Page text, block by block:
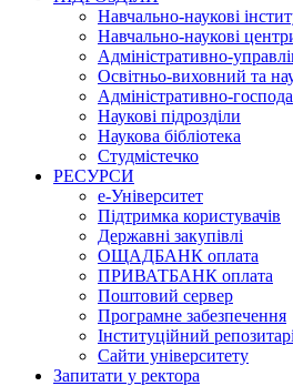
Навчально-наукові
Навчально-наукові
Адміністративно-
Освітньо-виховний та
Адміністративно-
Наукові підрозділи
Наукова бібліотека
Студмістечко
РЕСУРСИ
е-Університет
Підтримка користувачів
Державні закупівлі
ОЩАДБАНК оплата
ПРИВАТБАНК оплата
Поштовий сервер
Програмне забезпечення
Інституційний
Сайти університету
Запитати у ректора